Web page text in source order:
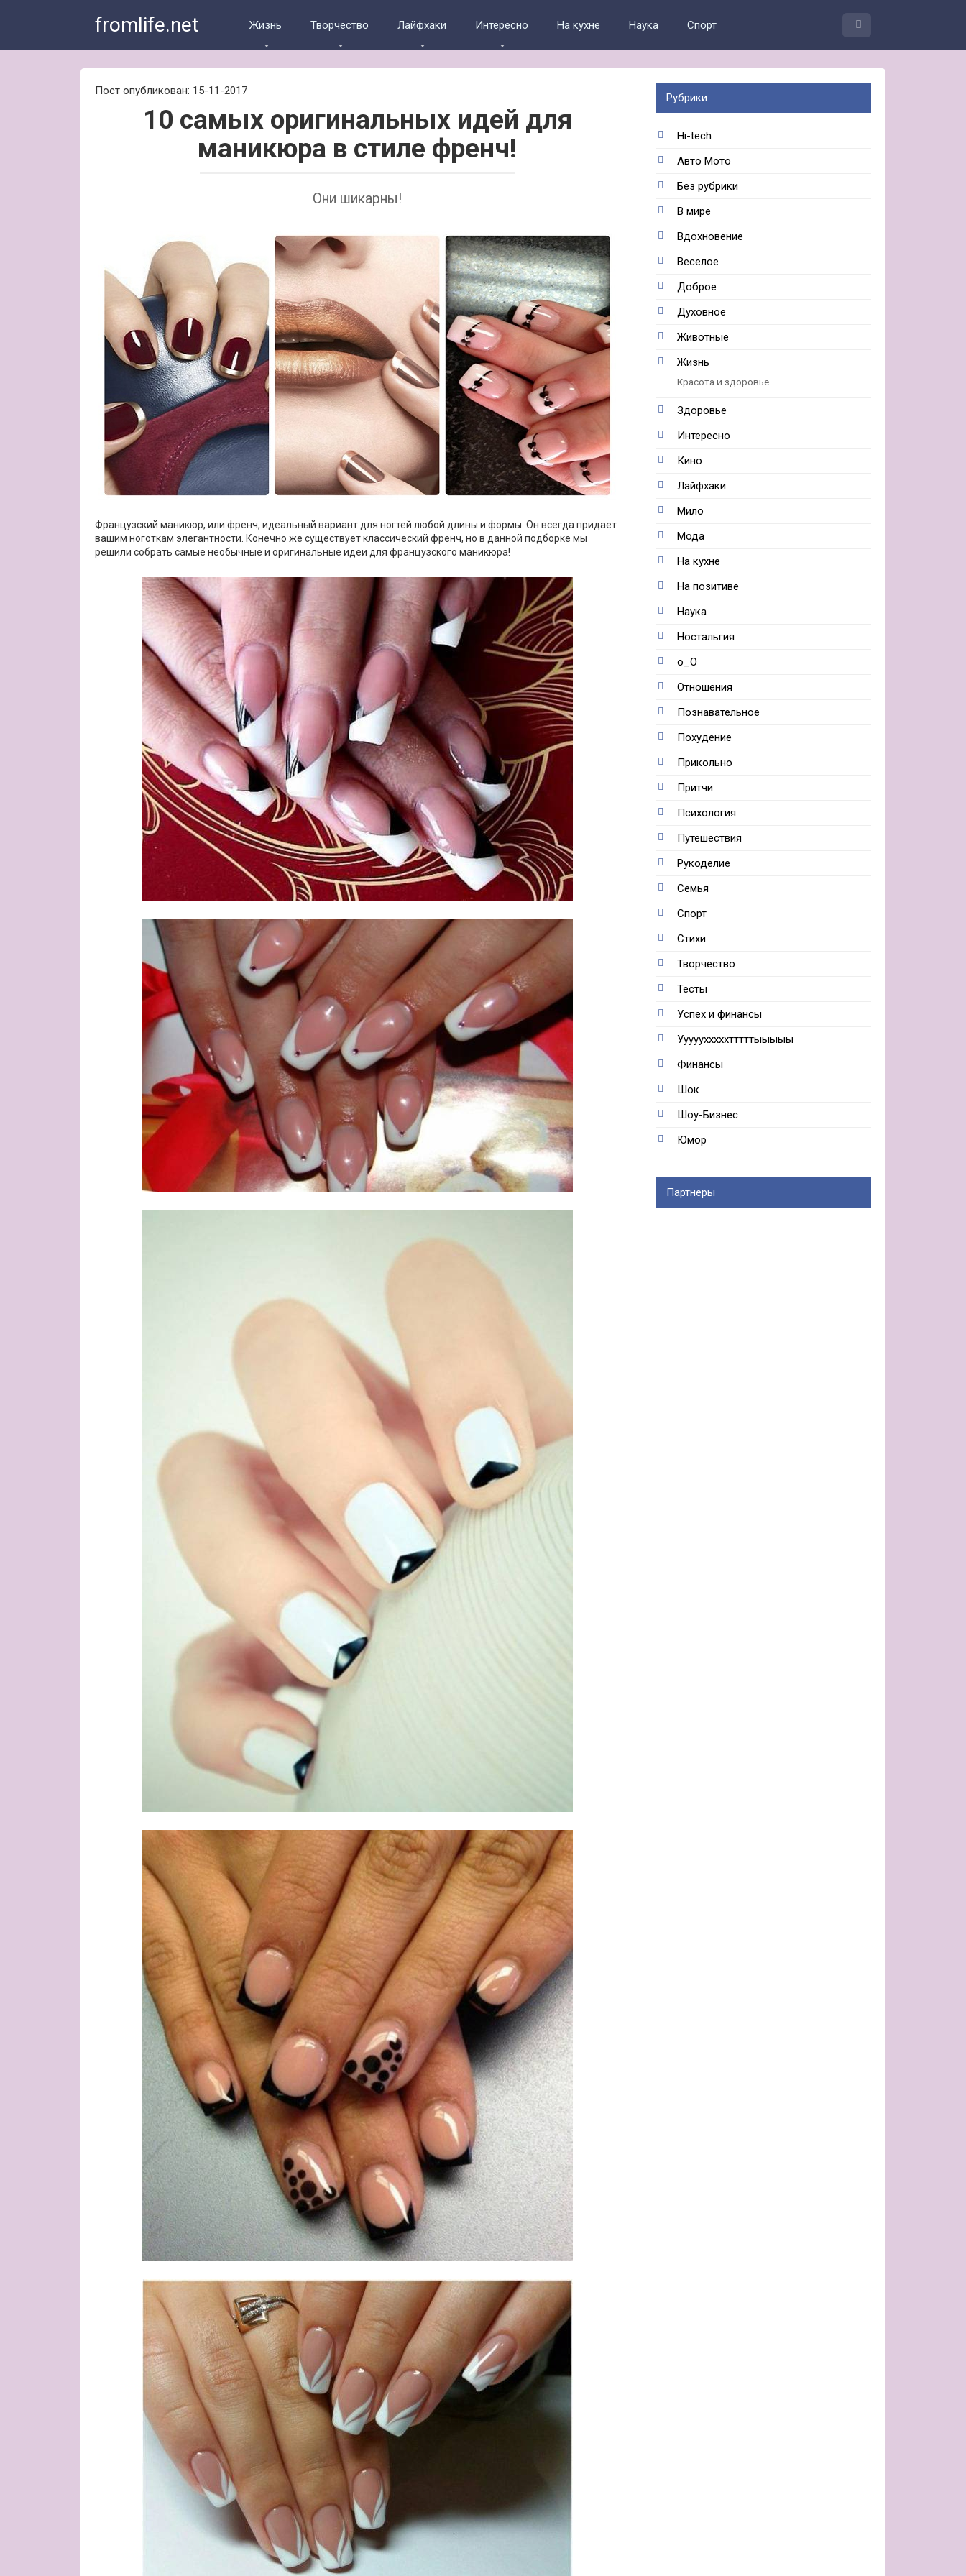
fromlife.net Жизнь Творчество Лайфхаки Интересно На кухне Наука Спорт
Пост опубликован: 15-11-2017
10 самых оригинальных идей для
маникюра в стиле френч!
Они шикарны!
Французский маникюр, или френч, идеальный вариант для ногтей любой длины и формы. Он всегда придает
вашим ноготкам элегантности. Конечно же существует классический френч, но в данной подборке мы
решили собрать самые необычные и оригинальные идеи для французского маникюра!
Рубрики
Hi-tech
Авто Мото
Без рубрики
В мире
Вдохновение
Веселое
Доброе
Духовное
Животные
Жизнь
Красота и здоровье
Здоровье
Интересно
Кино
Лайфхаки
Мило
Мода
На кухне
На позитиве
Наука
Ностальгия
о_О
Отношения
Познавательное
Похудение
Прикольно
Притчи
Психология
Путешествия
Рукоделие
Семья
Спорт
Стихи
Творчество
Тесты
Успех и финансы
Ууууухххххтттттыыыыы
Финансы
Шок
Шоу-Бизнес
Юмор
Партнеры